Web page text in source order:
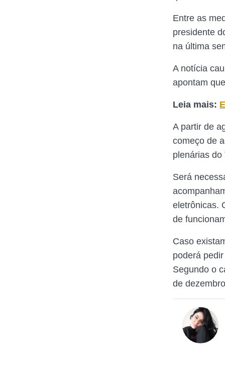
Entre as
presidente
na última
A notícia
apontam
Leia mais:
A partir de
começo de
plenárias
Será
eletrônicas.
de
Caso
poderá
Segundo o
de